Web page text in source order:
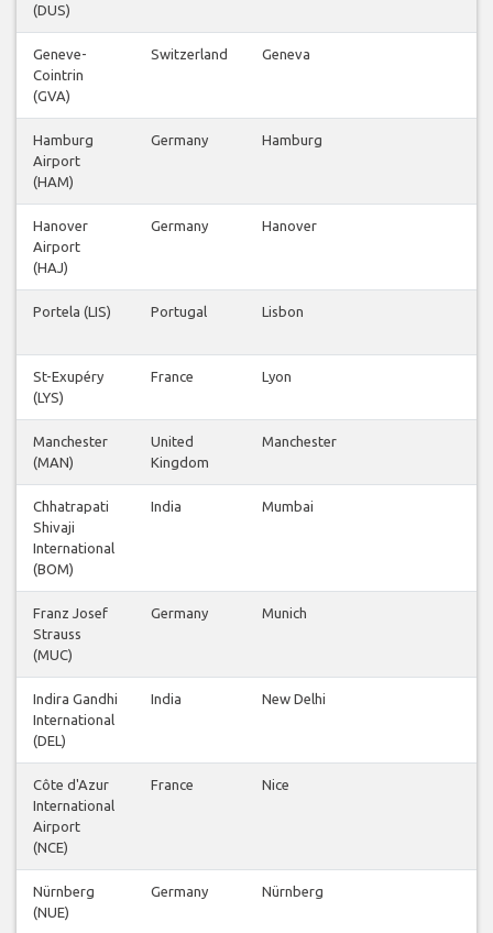
(DUS)
Geneve-
Cointrin
(GVA)
Switzerland Geneva
Hamburg
Airport
(HAM)
Germany Hamburg
Hanover
Airport
(HAJ)
Germany Hanover
Portela (LIS) Portugal Lisbon
St-Exupéry
(LYS)
France Lyon
Manchester
(MAN)
United
Kingdom
Manchester
Chhatrapati
Shivaji
International
(BOM)
India Mumbai
Franz Josef
Strauss
(MUC)
Germany Munich
Indira Gandhi
International
(DEL)
India New Delhi
Côte d'Azur
International
Airport
(NCE)
France Nice
Nürnberg
(NUE)
Germany Nürnberg